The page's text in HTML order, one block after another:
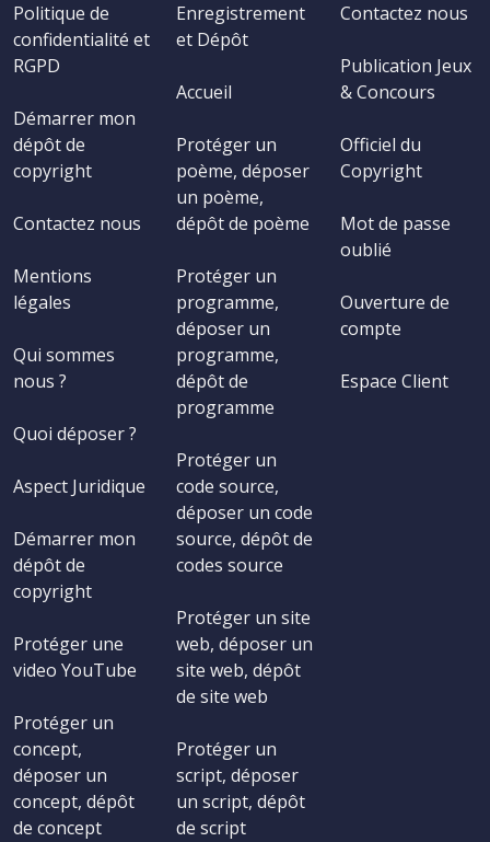
Politique de
confidentialité et
RGPD
Démarrer mon
dépôt de
copyright
Contactez nous
Mentions
légales
Qui sommes
nous ?
Quoi déposer ?
Aspect Juridique
Démarrer mon
dépôt de
copyright
Protéger une
video YouTube
Protéger un
concept,
déposer un
concept, dépôt
de concept
Enregistrement
et Dépôt
Accueil
Protéger un
poème, déposer
un poème,
dépôt de poème
Protéger un
programme,
déposer un
programme,
dépôt de
programme
Protéger un
code source,
déposer un code
source, dépôt de
codes source
Protéger un site
web, déposer un
site web, dépôt
de site web
Protéger un
script, déposer
un script, dépôt
de script
Contactez nous
Publication Jeux
& Concours
Officiel du
Copyright
Mot de passe
oublié
Ouverture de
compte
Espace Client